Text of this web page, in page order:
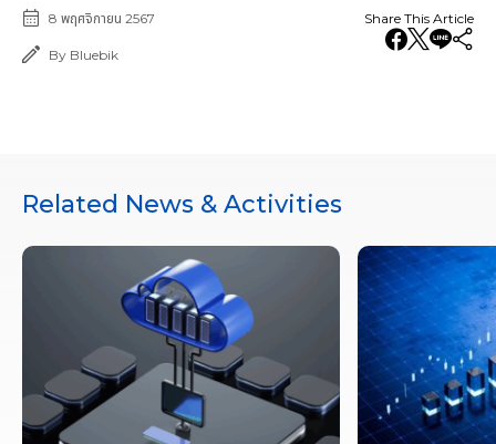
8 พฤศจิกายน 2567
By Bluebik
Share This Article
Related News & Activities